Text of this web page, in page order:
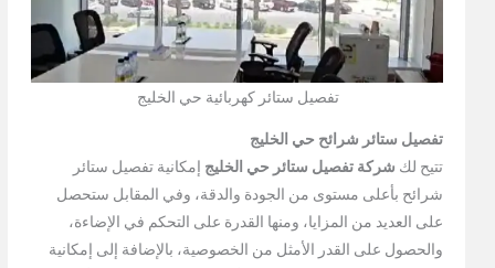
تفصيل ستائر كهربائية حي الخليج
تفصيل ستائر شرائح حي الخليج
تتيح لك شركة تفصيل ستائر حي الخليج إمكانية تفصيل ستائر
شرائح بأعلى مستوى من الجودة والدقة، وفي المقابل ستحصل
على العديد من المزايا، ومنها القدرة على التحكم في الإضاءة،
والحصول على القدر الأمثل من الخصوصية، بالإضافة إلى إمكانية